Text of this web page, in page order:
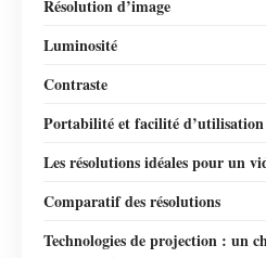
Résolution d’image
Luminosité
Contraste
Portabilité et facilité d’utilisation
Les résolutions idéales pour un
Comparatif des résolutions
Technologies de projection : un